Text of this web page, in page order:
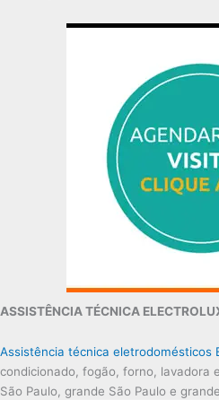
ASSISTÊNCIA TÉCNICA
Assistência técnica eletrodomésticos
condicionado, fogão, forno, lavadora
São Paulo, grande São Paulo e